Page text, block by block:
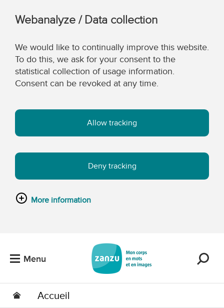
Webanalyze / Data collection
We would like to continually improve this website.
To do this, we ask for your consent to the
statistical collection of usage information.
Consent can be revoked at any time.
Allow tracking
Deny tracking
More information
Menu
Accueil